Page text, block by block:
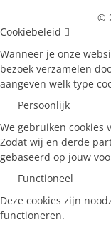
©
Cookiebeleid
Wanneer je onze
bezoek verzamelen
aangeven welk type
Persoonlijk
We gebruiken cookies
Zodat wij en derde
gebaseerd op jouw
Functioneel
Deze cookies zijn
functioneren.